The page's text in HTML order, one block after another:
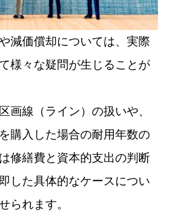
減価償却については、実際
様々な疑問が生じることが
画線（ライン）の扱いや、
購入した場合の耐用年数の
修繕費と資本的支出の判断
した具体的なケースについ
られます。